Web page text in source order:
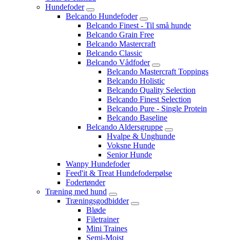
Hundefoder
Belcando Hundefoder
Belcando Finest - Til små hunde
Belcando Grain Free
Belcando Mastercraft
Belcando Classic
Belcando Vådfoder
Belcando Mastercraft Toppings
Belcando Holistic
Belcando Quality Selection
Belcando Finest Selection
Belcando Pure - Single Protein
Belcando Baseline
Belcando Aldersgruppe
Hvalpe & Unghunde
Voksne Hunde
Senior Hunde
Wanpy Hundefoder
Feed'it & Treat Hundefoderpølse
Fodertønder
Træning med hund
Træningsgodbidder
Bløde
Filetrainer
Mini Traines
Semi-Moist